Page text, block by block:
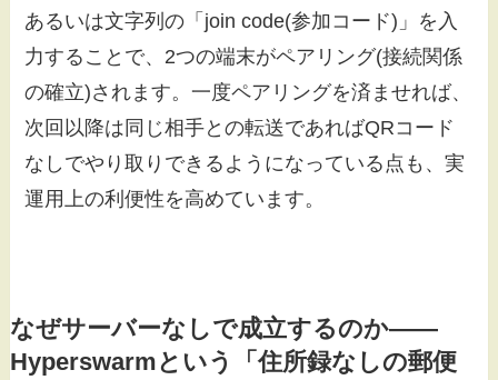
あるいは文字列の「join code(参加コード)」を入
力することで、2つの端末がペアリング(接続関係
の確立)されます。一度ペアリングを済ませれば、
次回以降は同じ相手との転送であればQRコード
なしでやり取りできるようになっている点も、実
運用上の利便性を高めています。
なぜサーバーなしで成立するのか——
Hyperswarmという「住所録なしの郵便